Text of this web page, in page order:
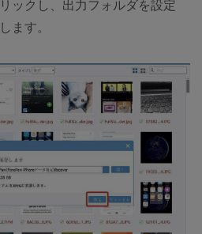
ックし、出力フォルダを設定
ます。